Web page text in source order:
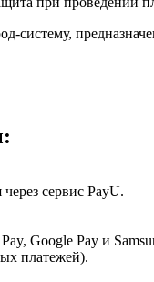
систему,
сервис PayU.
Google Pay и
платежей).